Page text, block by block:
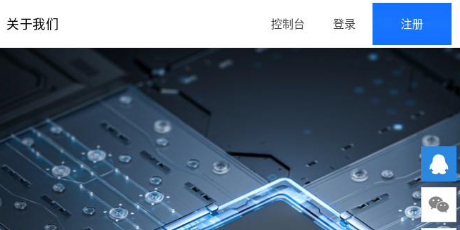
关于我们 控制台 登录 注册